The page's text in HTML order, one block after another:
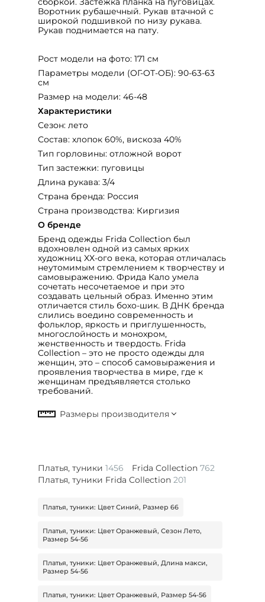
Воротник рубашечный. Рукав втачной с
широкой подшивкой по низу рукава.
Рукав поднимается на пату.
Рост модели на фото: 171 см
Параметры модели (ОГ-ОТ-ОБ): 90-63-63
см
Размер на модели: 46-48
Характеристики
Сезон: лето
Состав: хлопок 60%, вискоза 40%
Тип горловины: отложной ворот
Тип застежки: пуговицы
Длина рукава: 3/4
Страна бренда: Россия
Страна производства: Киргизия
О бренде
Бренд одежды Frida Collection был
вдохновлен одной из самых ярких
художниц XX-ого века, которая отличалась
неутомимым стремлением к творчеству и
самовыражению. Фрида Кало умела
сочетать несочетаемое и при это
создавать цельный образ. Именно этим
отличается стиль бохо-шик. В ДНК бренда
слились воедино современность и
фольклор, яркость и приглушенность,
многослойность и монохром,
женственность и твердость. Frida
Collection – это не просто одежды для
женщин, это – способ самовыражения и
проявления творчества в мире, где к
женщинам предъявляется столько
требований.
Платья, туники 1456 Frida Collection 762
Платья, туники Frida Collection 201
Платья, туники: Цвет Синий, Размер 66
Платья, туники: Цвет Оранжевый, Сезон Лето,
Размер 54-56
Платья, туники: Цвет Оранжевый, Длина макси,
Размер 54-56
Платья, туники: Цвет Оранжевый, Размер 54-56